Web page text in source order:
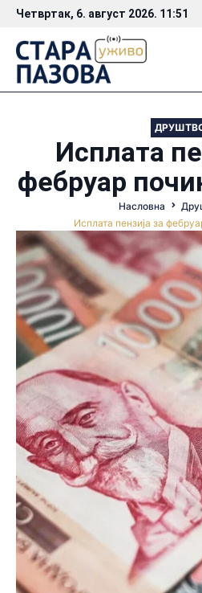
Четвртак, 6. август 2026. 11:51
Исплата
фебруар
Насловна
Исплата пензија за